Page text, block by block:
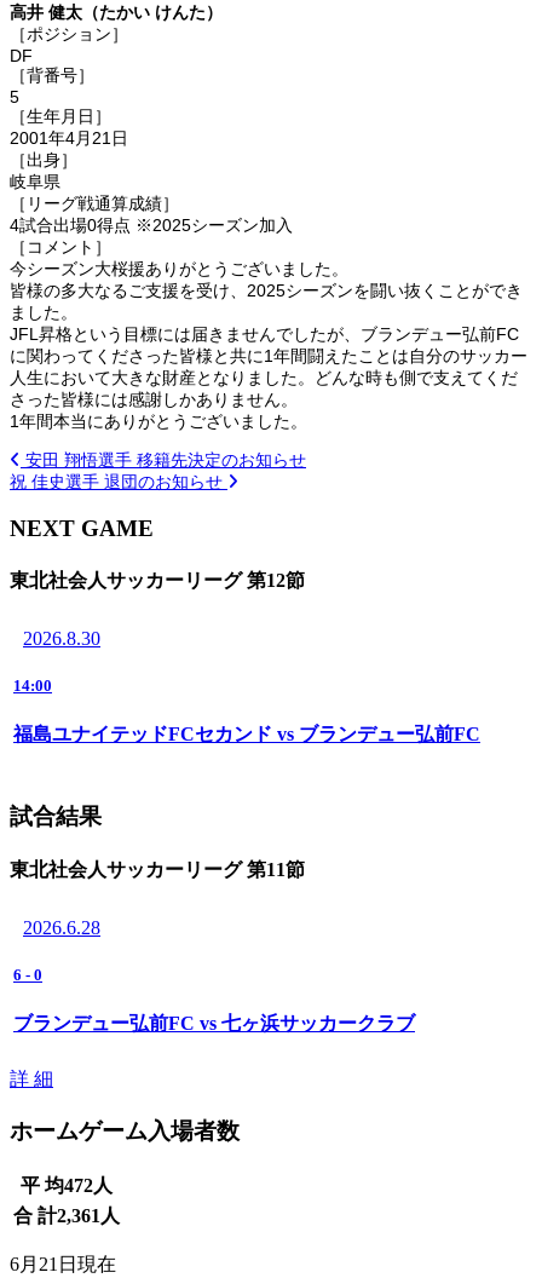
高井 健太（たかい けんた）
［ポジション］
DF
［背番号］
5
［生年月日］
2001年4月21日
［出身］
岐阜県
［リーグ戦通算成績］
4試合出場0得点 ※2025シーズン加入
［コメント］
今シーズン大桜援ありがとうございました。
皆様の多大なるご支援を受け、2025シーズンを闘い抜くことができ
ました。
JFL昇格という目標には届きませんでしたが、ブランデュー弘前FC
に関わってくださった皆様と共に1年間闘えたことは自分のサッカー
人生において大きな財産となりました。どんな時も側で支えてくだ
さった皆様には感謝しかありません。
1年間本当にありがとうございました。
安田 翔悟選手 移籍先決定のお知らせ
祝 佳史選手 退団のお知らせ
NEXT GAME
東北社会人サッカーリーグ 第12節
2026.8.30
14:00
福島ユナイテッドFCセカンド vs ブランデュー弘前FC
試合結果
東北社会人サッカーリーグ 第11節
2026.6.28
6 - 0
ブランデュー弘前FC vs 七ヶ浜サッカークラブ
詳 細
ホームゲーム入場者数
平 均472人
合 計2,361 人
6月21日現在